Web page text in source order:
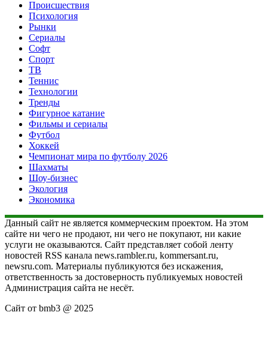
Происшествия
Психология
Рынки
Сериалы
Софт
Спорт
ТВ
Теннис
Технологии
Тренды
Фигурное катание
Фильмы и сериалы
Футбол
Хоккей
Чемпионат мира по футболу 2026
Шахматы
Шоу-бизнес
Экология
Экономика
Данный сайт не является коммерческим проектом. На этом
сайте ни чего не продают, ни чего не покупают, ни какие
услуги не оказываются. Сайт представляет собой ленту
новостей RSS канала news.rambler.ru, kommersant.ru,
newsru.com. Материалы публикуются без искажения,
ответственность за достоверность публикуемых новостей
Администрация сайта не несёт.
Сайт от bmb3 @ 2025